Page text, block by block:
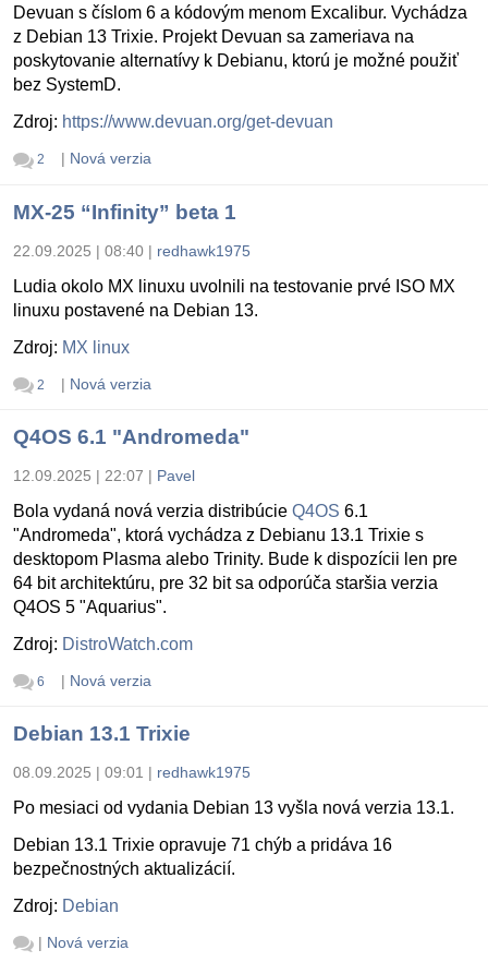
Devuan s číslom 6 a kódovým menom Excalibur. Vychádza
z Debian 13 Trixie. Projekt Devuan sa zameriava na
poskytovanie alternatívy k Debianu, ktorú je možné použiť
bez SystemD.
Zdroj: https://www.devuan.org/get-devuan
2 | Nová verzia
MX-25 “Infinity” beta 1
22.09.2025 | 08:40 | redhawk1975
Ludia okolo MX linuxu uvolnili na testovanie prvé ISO MX
linuxu postavené na Debian 13.
Zdroj: MX linux
2 | Nová verzia
Q4OS 6.1 "Andromeda"
12.09.2025 | 22:07 | Pavel
Bola vydaná nová verzia distribúcie Q4OS 6.1
"Andromeda", ktorá vychádza z Debianu 13.1 Trixie s
desktopom Plasma alebo Trinity. Bude k dispozícii len pre
64 bit architektúru, pre 32 bit sa odporúča staršia verzia
Q4OS 5 "Aquarius".
Zdroj: DistroWatch.com
6 | Nová verzia
Debian 13.1 Trixie
08.09.2025 | 09:01 | redhawk1975
Po mesiaci od vydania Debian 13 vyšla nová verzia 13.1.
Debian 13.1 Trixie opravuje 71 chýb a pridáva 16
bezpečnostných aktualizácií.
Zdroj: Debian
| Nová verzia